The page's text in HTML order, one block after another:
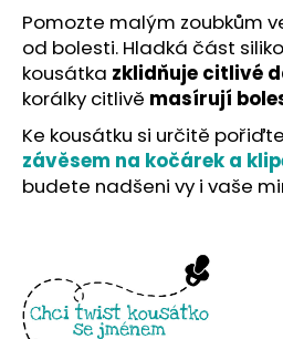
Pomozte malým zoubkům
od bolesti. Hladká část
kousátka zklidňuje citlivé
korálky citlivě masírují
Ke kousátku si určitě
závěsem na kočárek a
budete nadšeni vy i vaše
e
m
e